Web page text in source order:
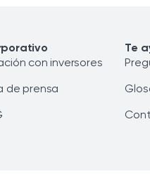
con inversores
de prensa
Te